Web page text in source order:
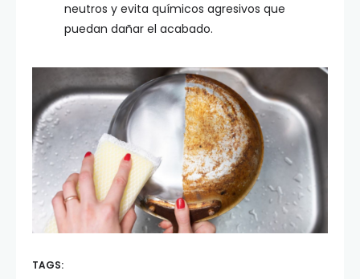
neutros y evita químicos agresivos que
puedan dañar el acabado.
TAGS: